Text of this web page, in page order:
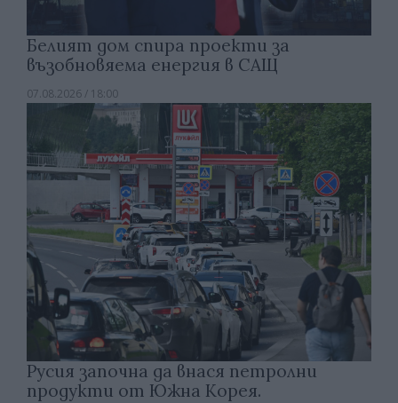
Белият дом спира проекти за
възобновяема енергия в САЩ
07.08.2026 / 18:00
Русия започна да внася петролни
продукти от Южна Корея.